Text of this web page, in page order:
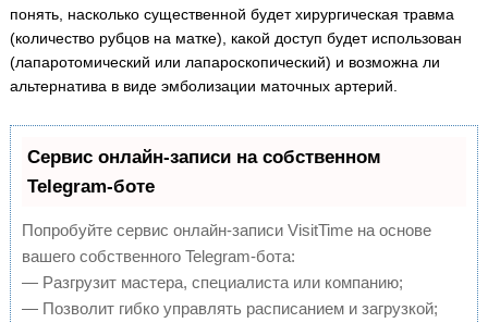
понять, насколько существенной будет хирургическая травма
(количество рубцов на матке), какой доступ будет использован
(лапаротомический или лапароскопический) и возможна ли
альтернатива в виде эмболизации маточных артерий.
Сервис онлайн-записи на собственном
Telegram-боте
Попробуйте сервис онлайн-записи VisitTime на основе
вашего собственного Telegram-бота:
— Разгрузит мастера, специалиста или компанию;
— Позволит гибко управлять расписанием и загрузкой;